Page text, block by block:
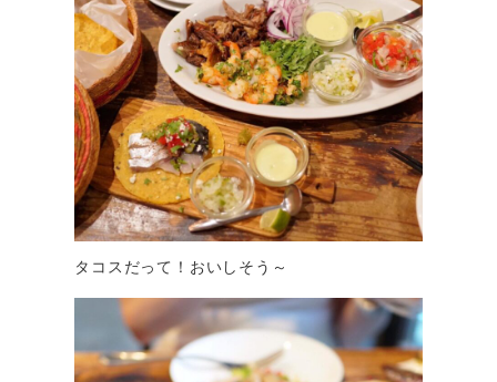
タコスだって！おいしそう～